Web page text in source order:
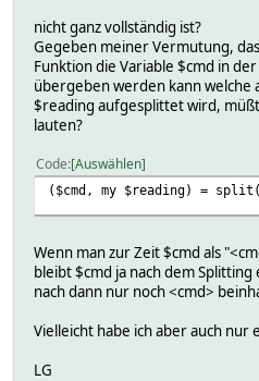
nicht ganz vollständig ist?
Gegeben meiner Vermutung,
Funktion die Variable $cmd in
übergeben werden kann welche
$reading aufgesplittet wird,
lauten?
Code Auswählen
($cmd, my $reading) =
Wenn man zur Zeit $cmd als
bleibt $cmd ja nach dem
nach dann nur noch <cmd>
Vielleicht habe ich aber auch nur
LG